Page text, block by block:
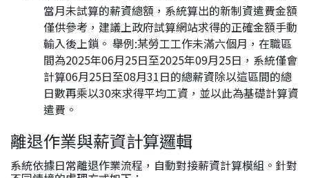
當月未試算的薪資總額，系統算出的新制資遣費金額
僅供參考，建議上政府試算網站求得的正確金額手動
輸入後上鎖。 舉例:某勞工工作未滿六個月，在職區
間為2025年06月25日至2025年09月25日，系統僅會
計算06月25日至08月31日的總薪資除以這區間的總
日數再乘以30來求得平均工資，並以此為基礎計算資
遣費。
離退作業與薪資計算邏輯
系統依據日常離退作業流程，自動對接薪資計算模組。針對